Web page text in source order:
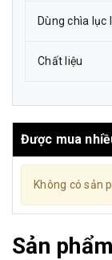
Dùng chìa lục
Chất liệu
Được mua
Không có sản
Sản